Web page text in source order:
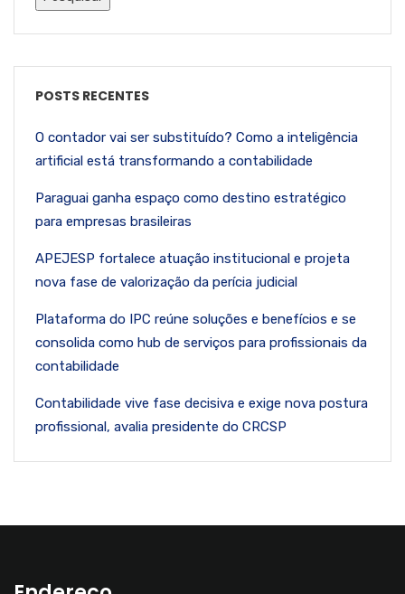
POSTS RECENTES
O contador vai ser substituído? Como a inteligência
artificial está transformando a contabilidade
Paraguai ganha espaço como destino estratégico
para empresas brasileiras
APEJESP fortalece atuação institucional e projeta
nova fase de valorização da perícia judicial
Plataforma do IPC reúne soluções e benefícios e se
consolida como hub de serviços para profissionais da
contabilidade
Contabilidade vive fase decisiva e exige nova postura
profissional, avalia presidente do CRCSP